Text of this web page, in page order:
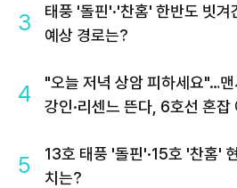
3
태풍 '돌핀'·'찬홈' 한반도 빗
예상 경로는?
4
"오늘 저녁 상암 피하세요"…맨
강인·리센느 뜬다, 6호선 혼잡
5
13호 태풍 '돌핀'·15호 '찬홈'
치는?